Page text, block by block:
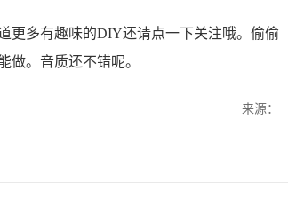
更多有趣味的DIY还请点一下关注哦。偷偷
做。音质还不错呢。
来源：